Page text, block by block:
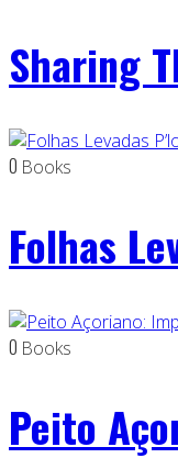
Sharing
0 Books
Folhas
0 Books
Peito